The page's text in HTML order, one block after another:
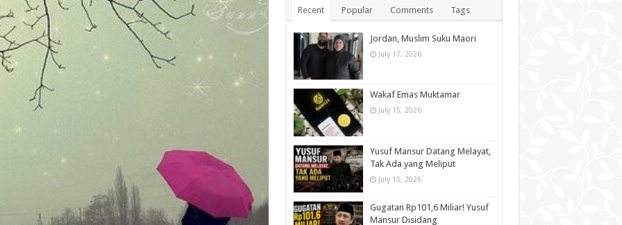
Recent Popular Comments Tags
Jordan, Muslim Suku Maori
July 17, 2026
Wakaf Emas Muktamar
July 15, 2026
Yusuf Mansur Datang Melayat,
Tak Ada yang Meliput
July 15, 2026
Gugatan Rp101,6 Miliar! Yusuf
Mansur Disidang